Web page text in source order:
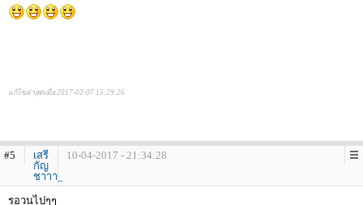
แก้ไขล่าสุดเมื่อ 2017-02-07 15:29:26
#5
เสรี
กัญ
ชาาา_
10-04-2017 - 21:34:28
รอวนไปๆๆ